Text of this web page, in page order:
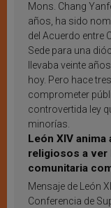
Mons. Chang
años, ha sido
del Acuerdo entre
Sede para una
llevaba veinte
hoy. Pero hace
comprometer
controvertida ley
minorías.
León XIV anima
religiosos a ver
comunitaria
inspiración y
Mensaje de León
Conferencia de